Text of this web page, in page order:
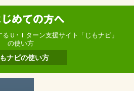
Ｕ･Ｉターン支援サイト「じもナビ」
の使い方
ナビの使い方